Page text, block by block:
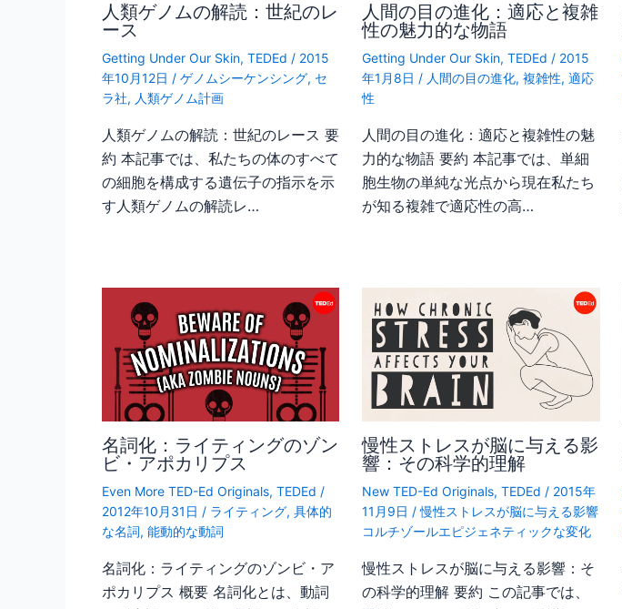
人類ゲノムの解読：世紀のレ
ース
Getting Under Our Skin, TEDEd / 2015
年10月12日 / ゲノムシーケンシング, セ
ラ社, 人類ゲノム計画
人類ゲノムの解読：世紀のレース 要
約 本記事では、私たちの体のすべて
の細胞を構成する遺伝子の指示を示
す人類ゲノムの解読レ…
人間の目の進化：適応と複雑
性の魅力的な物語
Getting Under Our Skin,TEDEd / 2015
年1月8日 / 人間の目の進化,複雑性,適応
性
人間の目の進化：適応と複雑性の魅
力的な物語 要約 本記事では、単細
胞生物の単純な光点から現在私たち
が知る複雑で適応性の高…
名詞化：ライティングのゾン
ビ・アポカリプス
Even More TED-Ed Originals, TEDEd /
2012年10月31日 / ライティング, 具体的
な名詞, 能動的な動詞
名詞化：ライティングのゾンビ・ア
ポカリプス 概要 名詞化とは、動詞
慢性ストレスが脳に与える影
響：その科学的理解
New TED-Ed Originals,TEDEd / 2015年
11月9日 /慢性ストレスが脳に与える影響
コルチゾールエピジェネティックな変化
慢性ストレスが脳に与える影響：そ
の科学的理解 要約 この記事では、